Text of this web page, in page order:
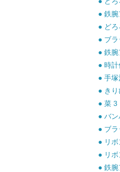
● 鉄
● ど
● ブ
● 鉄
● 時
● 手
● き
● 菜 3
● バ
● ブ
● リ
● リ
● 鉄